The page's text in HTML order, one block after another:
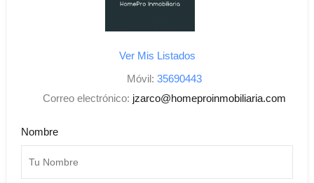
Ver Mis Listados
Móvil: 35690443
Correo electrónico: jzarco@homeproinmobiliaria.com
Nombre